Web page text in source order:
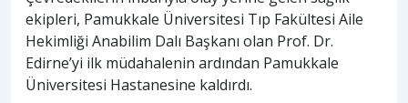
ekipleri, Pamukkale Üniversitesi Tıp Fakültesi Aile
Hekimliği Anabilim Dalı Başkanı olan Prof. Dr.
Edirne’yi ilk müdahalenin ardından Pamukkale
Üniversitesi Hastanesine kaldırdı.